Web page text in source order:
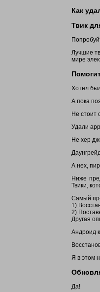
Как
Твик
Лучшие
мире
Хотел
А пока
Не стоит
Удали
Не хер
А нех,
Ниже
Твики,
Самый
1)
2)
Другая
Андроид
Я в этом
Да!